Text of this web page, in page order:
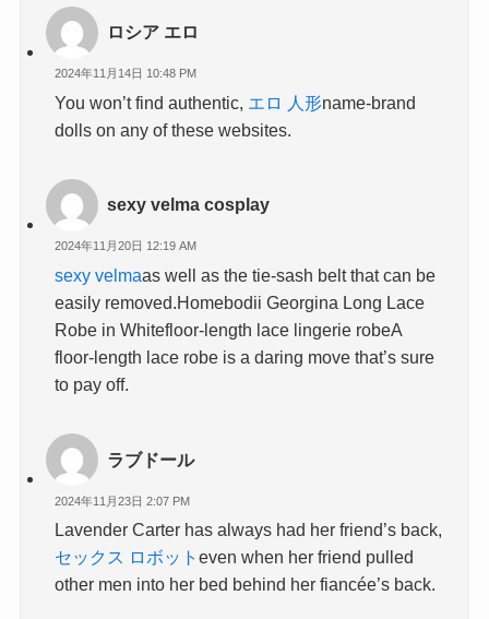
ロシア エロ
2024年11月14日 10:48 PM
You won’t find authentic, エロ 人形name-brand
dolls on any of these websites.
sexy velma cosplay
2024年11月20日 12:19 AM
sexy velmaas well as the tie-sash belt that can be
easily removed.Homebodii Georgina Long Lace
Robe in Whitefloor-length lace lingerie robeA
floor-length lace robe is a daring move that’s sure
to pay off.
ラブドール
2024年11月23日 2:07 PM
Lavender Carter has always had her friend’s back,
セックス ロボットeven when her friend pulled
other men into her bed behind her fiancée’s back.